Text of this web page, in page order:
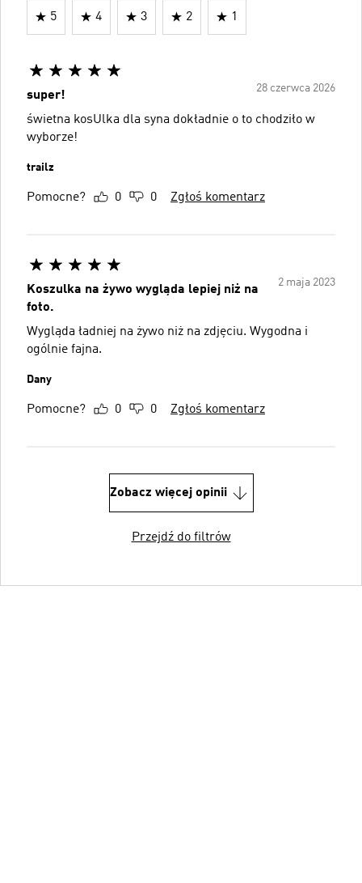
5 4 3 2 1
28 czerwca 2026
super!
świetna kosUlka dla syna dokładnie o to chodziło w
wyborze!
trailz
Pomocne? 0 0 Zgłoś komentarz
2 maja 2023
Koszulka na żywo wygląda lepiej niż na
foto.
Wygląda ładniej na żywo niż na zdjęciu. Wygodna i
ogólnie fajna.
Dany
Pomocne? 0 0 Zgłoś komentarz
Zobacz więcej opinii
Przejdź do filtrów